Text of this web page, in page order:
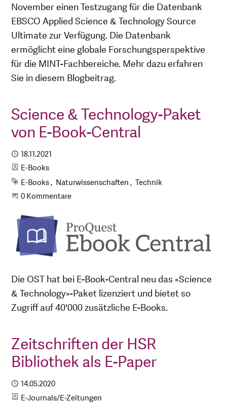
November einen Testzugang für die Datenbank
EBSCO Applied Science & Technology Source
Ultimate zur Verfügung. Die Datenbank
ermöglicht eine globale Forschungsperspektive
für die MINT-Fachbereiche. Mehr dazu erfahren
Sie in diesem Blogbeitrag.
Science & Technology-Paket
von E-Book-Central
Publiziert
18.11.2021
Kategorie
E-Books
Schlagworte
E-Books Naturwissenschaften
Technik
Beginne eine Unterhaltung
0 Kommentare
Die OST hat bei E-Book-Central neu das «Science
& Technology»-Paket lizenziert und bietet so
Zugriff auf 40'000 zusätzliche E-Books.
Zeitschriften der HSR
Bibliothek als E-Paper
Publiziert
14.05.2020
Kategorie
E-Journals/E-Zeitungen